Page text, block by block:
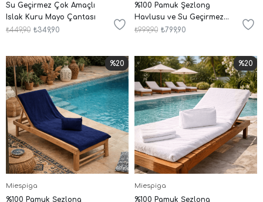
Su Geçirmez Çok Amaçlı
Islak Kuru Mayo Çantası
₺349,90
₺449,90
%100 Pamuk Şezlong
Havlusu ve Su Geçirmez
Islak Kuru Mayo Çantası
₺799,90
₺999,90
Miespiga
%100 Pamuk Şezlong
%20
Miespiga
%100 Pamuk Şezlong
%20